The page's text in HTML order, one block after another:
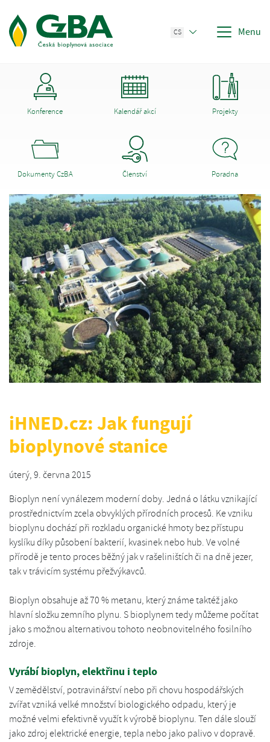
CS Menu
Konference Kalendář akcí Projekty
Dokumenty CzBA Členství Poradna
iHNED.cz: Jak fungují
bioplynové stanice
úterý, 9. června 2015
Bioplyn není vynálezem moderní doby. Jedná o látku vznikající
prostřednictvím zcela obvyklých přírodních procesů. Ke vzniku
bioplynu dochází při rozkladu organické hmoty bez přístupu
kyslíku díky působení bakterií, kvasinek nebo hub. Ve volné
přírodě je tento proces běžný jak v rašeliništích či na dně jezer,
tak v trávicím systému přežvýkavců.
Bioplyn obsahuje až 70 % metanu, který známe taktéž jako
hlavní složku zemního plynu. S bioplynem tedy můžeme počítat
jako s možnou alternativou tohoto neobnovitelného fosilního
zdroje.
Vyrábí bioplyn, elektřinu i teplo
V zemědělství, potravinářství nebo při chovu hospodářských
zvířat vzniká velké množství biologického odpadu, který je
možné velmi efektivně využít k výrobě bioplynu. Ten dále slouží
jako zdroj elektrické energie, tepla nebo jako palivo v dopravě.